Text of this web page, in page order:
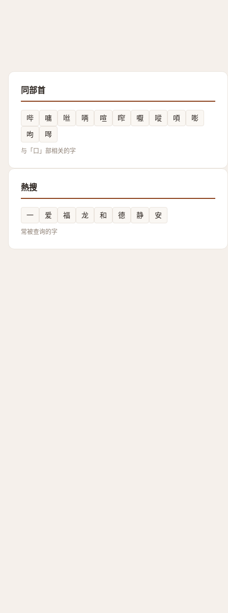
同部首
哔 嘃 咝 唡 喧 鿽 嚈 㗰 㖽
嘭
呴
噖
与「口」部相关的字
熱搜
一 爱 福 龙 和 德 静 安
常被查询的字